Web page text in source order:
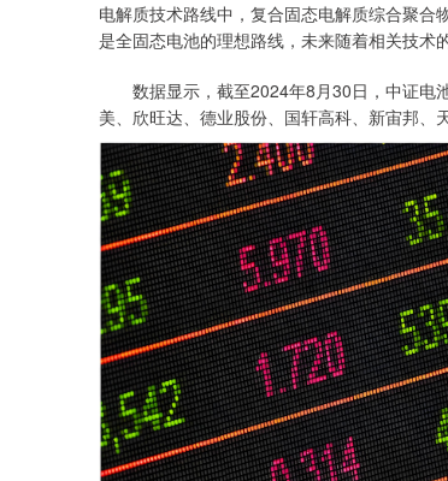
电解质技术路线中，复合固态电解质综合聚
是全固态电池的理想路线，未来随着相关技术
数据显示，截至2024年8月30日，中证电
美、欣旺达、德业股份、国轩高科、新宙邦、